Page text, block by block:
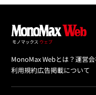
MonoMax Webとは？運営
利用規約広告掲載について